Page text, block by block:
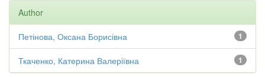
Author
1
Петінова, Оксана Борисівна
1
Ткаченко, Катерина Валеріївна